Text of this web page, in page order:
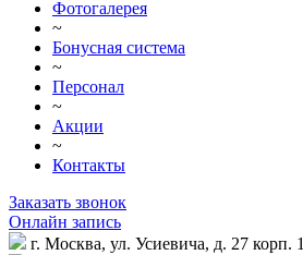
Фотогалерея
~
Бонусная система
~
Персонал
~
Акции
~
Контакты
Заказать звонок
Онлайн запись
г. Москва, ул. Усиевича, д. 27 корп. 1